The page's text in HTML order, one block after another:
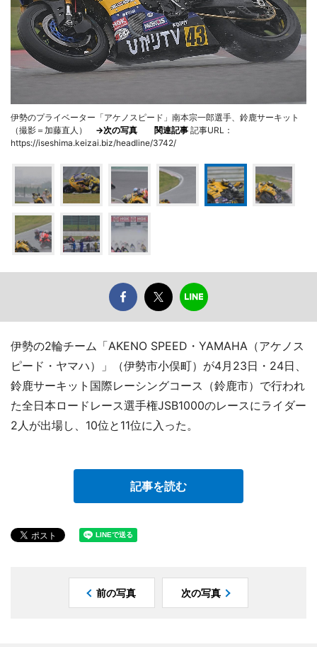
伊勢のプライベーター「アケノスピード」南本宗一郎選手、鈴鹿サーキット
（撮影＝加藤直人） →次の写真 関連記事 記事URL：
https://iseshima.keizai.biz/headline/3742/
伊勢の2輪チーム「AKENO SPEED・YAMAHA（アケノス
ピード・ヤマハ）」（伊勢市小俣町）が4月23日・24日、
鈴鹿サーキット国際レーシングコース（鈴鹿市）で行われ
た全日本ロードレース選手権JSB1000のレースにライダー
2人が出場し、10位と11位に入った。
記事を読む
前の写真 次の写真